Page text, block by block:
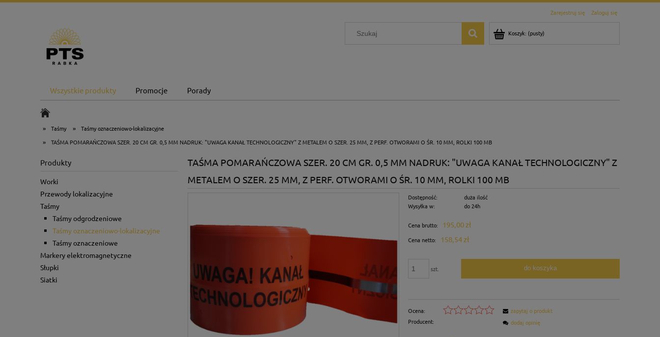
Zarejestruj się Zaloguj się
Koszyk: (pusty)
Wszystkie produkty Promocje Porady
» Taśmy » Taśmy oznaczeniowo-lokalizacyjne
» TAŚMA POMARAŃCZOWA SZER. 20 CM GR. 0,5 MM NADRUK: "UWAGA KANAŁ TECHNOLOGICZNY" Z METALEM O SZER. 25 MM, Z PERF. OTWORAMI O ŚR. 10 MM, ROLKI 100 MB
Produkty
Worki
Przewody lokalizacyjne
Taśmy
Taśmy odgrodzeniowe
Taśmy oznaczeniowo-lokalizacyjne
Taśmy oznaczeniowe
Markery elektromagnetyczne
Słupki
Siatki
TAŚMA POMARAŃCZOWA SZER. 20 CM GR. 0,5 MM NADRUK: "UWAGA KANAŁ TECHNOLOGICZNY" Z
METALEM O SZER. 25 MM, Z PERF. OTWORAMI O ŚR. 10 MM, ROLKI 100 MB
Dostępność:
duża ilość
Wysyłka w:
do 24h
Cena brutto: 195,00 zł
Cena netto: 158,54 zł
szt. do koszyka
Ocena:
Producent:
zapytaj o produkt
dodaj opinię